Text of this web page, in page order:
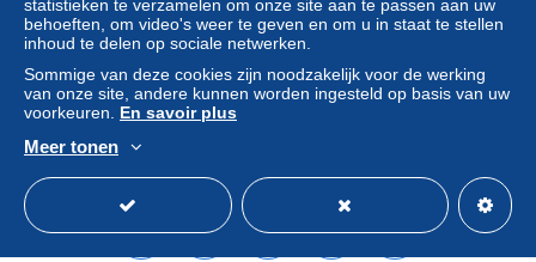
Garantie:
koper.
Om de termijnen voor terugzending en
het Delcampe-charter
Frais de port pour la philatelie en
statistieken te verzamelen om onze site aan te passen aan uw
behoeften, om video's weer te geven en om u in staat te stellen
inhoud te delen op sociale netwerken.
Sommige van deze cookies zijn noodzakelijk voor de werking
van onze site, andere kunnen worden ingesteld op basis van uw
voorkeuren. En savoir plus
Meer tonen